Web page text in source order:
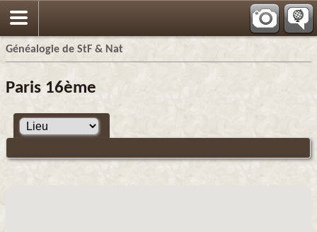
Généalogie de StF & Nat
Paris 16ème